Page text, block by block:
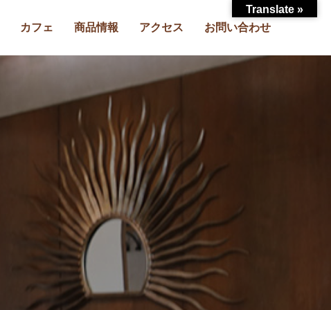
カフェ 商品情報 アクセス お問い合わせ
Translate »